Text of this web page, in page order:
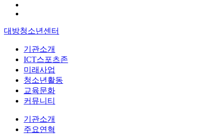
대방청소년센터
기관소개
ICT스포츠존
미래사업
청소년활동
교육문화
커뮤니티
기관소개
주요연혁